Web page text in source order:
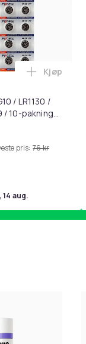
i
QC35 I/II, QC25,
/ LR1130 /
/ 10-pakning
pris: 76 kr
Legg
Kjøp
14 aug.